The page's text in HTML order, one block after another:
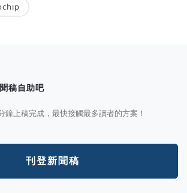
稿自助吧
鐘上稿完成，最快接觸最多讀者的方案！
刊登新聞稿